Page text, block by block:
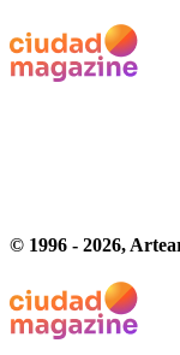
© 1996 - 2026,